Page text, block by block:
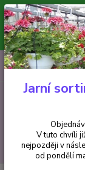
Minimální
V tuto chvíli již
nejpozději v
+420 602 223 614
Jarní
V tuto chvíli
nejpozději v
od pondělí